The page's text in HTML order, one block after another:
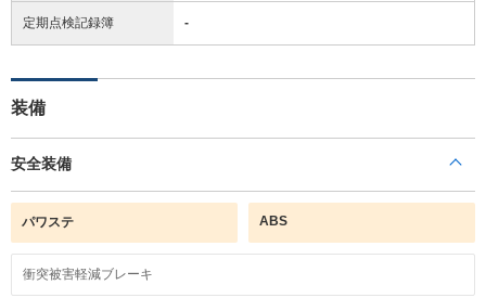
定期点検記録簿 -
装備
安全装備
パワステ ABS
衝突被害軽減ブレーキ